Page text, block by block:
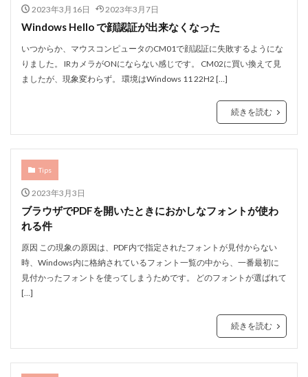
2023年3月16日 2023年3月7日
Windows Hello で顔認証が出来なくなった
いつからか、マウスコンピュータのCM01で顔認証に失敗するようにな
りました。 IRカメラがONにならない感じです。 CM02に買い換えて見
ましたが、現象変わらず。 環境はWindows 11 22H2 […]
続きを読む
Tips
2023年3月3日
ブラウザでPDFを開いたときにおかしなフォントが使わ
れる件
原因 この現象の原因は、PDF内で指定されたフォントが見付からない
時、Windows内に格納されているフォント一覧の中から、一番最初に
見付かったフォントを使ってしまうためです。 どのフォントが選ばれて
[…]
続きを読む